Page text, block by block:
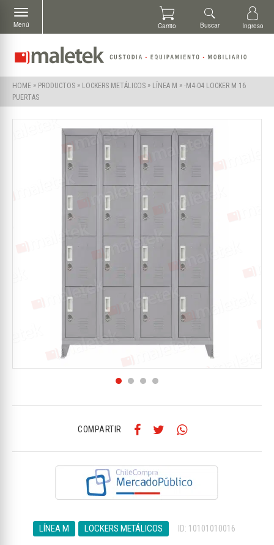
HOME » PRODUCTOS » LOCKERS METÁLICOS » LÍNEA M » ·M4-04 LOCKER M 16
PUERTAS
COMPARTIR
LÍNEA M LOCKERS METÁLICOS ID: 10101010016
Menú Carrito Buscar Ingreso